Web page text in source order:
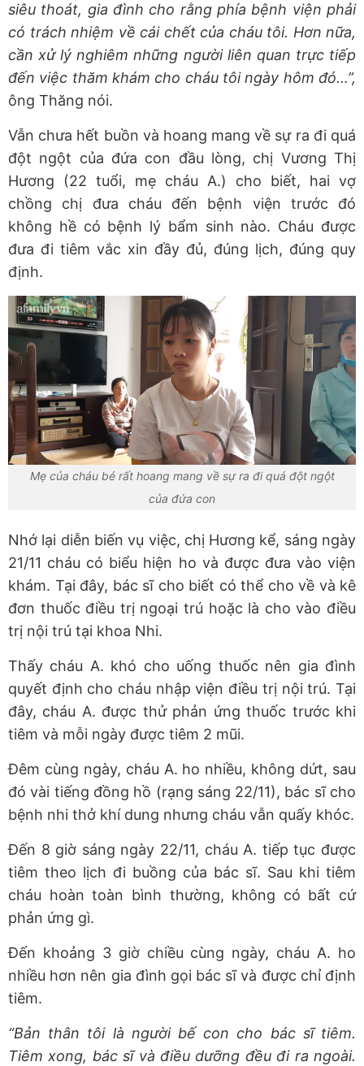
siêu thoát, gia đình cho rằng phía bệnh viện phải
có trách nhiệm về cái chết của cháu tôi. Hơn nữa,
cần xử lý nghiêm những người liên quan trực tiếp
đến việc thăm khám cho cháu tôi ngày hôm đó…”,
ông Thăng nói.
Vẫn chưa hết buồn và hoang mang về sự ra đi quá
đột ngột của đứa con đầu lòng, chị Vương Thị
Hương (22 tuổi, mẹ cháu A.) cho biết, hai vợ
chồng chị đưa cháu đến bệnh viện trước đó
không hề có bệnh lý bẩm sinh nào. Cháu được
đưa đi tiêm vắc xin đầy đủ, đúng lịch, đúng quy
định.
Mẹ của cháu bé rất hoang mang về sự ra đi quá đột ngột
của đứa con
Nhớ lại diễn biến vụ việc, chị Hương kể, sáng ngày
21/11 cháu có biểu hiện ho và được đưa vào viện
khám. Tại đây, bác sĩ cho biết có thể cho về và kê
đơn thuốc điều trị ngoại trú hoặc là cho vào điều
trị nội trú tại khoa Nhi.
Thấy cháu A. khó cho uống thuốc nên gia đình
quyết định cho cháu nhập viện điều trị nội trú. Tại
đây, cháu A. được thử phản ứng thuốc trước khi
tiêm và mỗi ngày được tiêm 2 mũi.
Đêm cùng ngày, cháu A. ho nhiều, không dứt, sau
đó vài tiếng đồng hồ (rạng sáng 22/11), bác sĩ cho
bệnh nhi thở khí dung nhưng cháu vẫn quấy khóc.
Đến 8 giờ sáng ngày 22/11, cháu A. tiếp tục được
tiêm theo lịch đi buồng của bác sĩ. Sau khi tiêm
cháu hoàn toàn bình thường, không có bất cứ
phản ứng gì.
Đến khoảng 3 giờ chiều cùng ngày, cháu A. ho
nhiều hơn nên gia đình gọi bác sĩ và được chỉ định
tiêm.
“Bản thân tôi là người bế con cho bác sĩ tiêm.
Tiêm xong, bác sĩ và điều dưỡng đều đi ra ngoài.